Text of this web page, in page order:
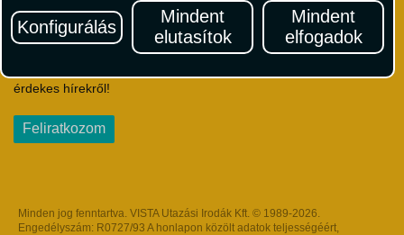
Konfigurálás
Mindent
elutasítok
Mindent
elfogadok
Hírlevél
Iratkozzon fel Magyarország egyik legszínesebb utazási
érdekes hírekről!
Feliratkozom
Minden jog fenntartva. VISTA Utazási Irodák Kft. © 1989-2026.
Engedélyszám: R0727/93 A honlapon közölt adatok teljességéért,